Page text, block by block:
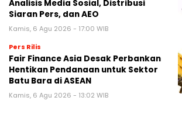
Analisis Media Sosial, Distribusi
Siaran Pers, dan AEO
Kamis, 6 Agu 2026 - 17:00 WIB
Pers Rilis
Fair Finance Asia Desak Perbankan
Hentikan Pendanaan untuk Sektor
Batu Bara di ASEAN
Kamis, 6 Agu 2026 - 13:02 WIB